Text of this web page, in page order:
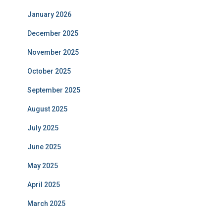
January 2026
December 2025
November 2025
October 2025
September 2025
August 2025
July 2025
June 2025
May 2025
April 2025
March 2025